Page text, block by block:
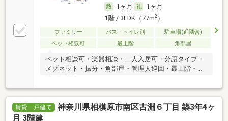
1ヶ月
1ヶ月
1階 / 3LDK（77m2）
ファミリー バス・トイレ別
駐車場(近隣含)
ペット相談可
最上階 角部屋
ペット相談可・楽器相談・二人入居可・分譲タイプ・
メゾネット・振分・角部屋・管理人巡回・最上階・閑
賃貸一戸建て
神奈川県相模原市南区古淵６丁目 築3年4ヶ
月 3階建